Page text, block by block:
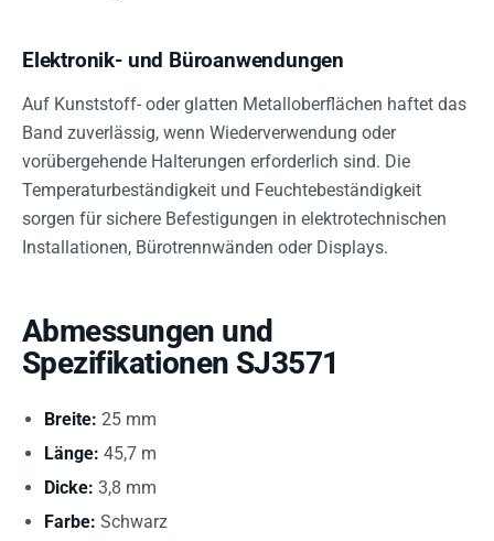
Elektronik- und Büroanwendungen
Auf Kunststoff- oder glatten Metalloberflächen haftet das
Band zuverlässig, wenn Wiederverwendung oder
vorübergehende Halterungen erforderlich sind. Die
Temperaturbeständigkeit und Feuchtebeständigkeit
sorgen für sichere Befestigungen in elektrotechnischen
Installationen, Bürotrennwänden oder Displays.
Abmessungen und
Spezifikationen SJ3571
Breite: 25 mm
Länge: 45,7 m
Dicke: 3,8 mm
Farbe: Schwarz